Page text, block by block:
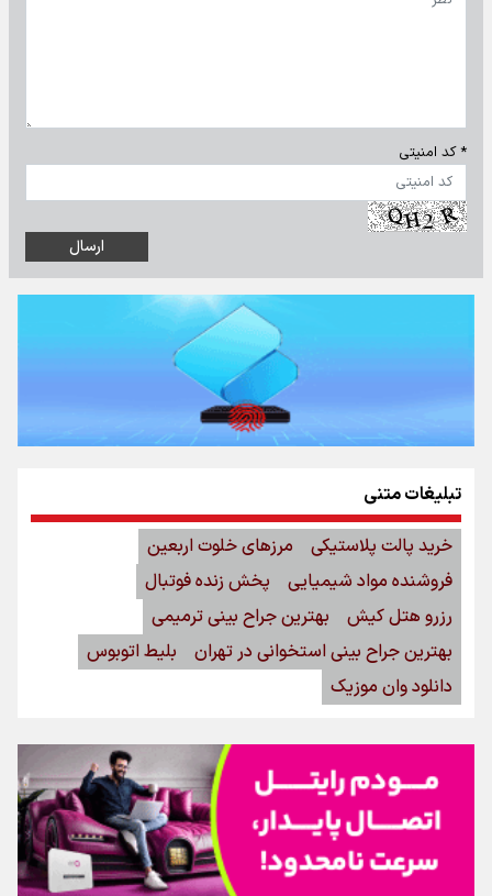
* کد امنیتی
تبلیغات متنی
خرید پالت پلاستیکی
مرزهای خلوت اربعین
فروشنده مواد شیمیایی
پخش زنده فوتبال
رزرو هتل کیش
بهترین جراح بینی ترمیمی
بهترین جراح بینی استخوانی در تهران
بلیط اتوبوس
دانلود وان موزیک